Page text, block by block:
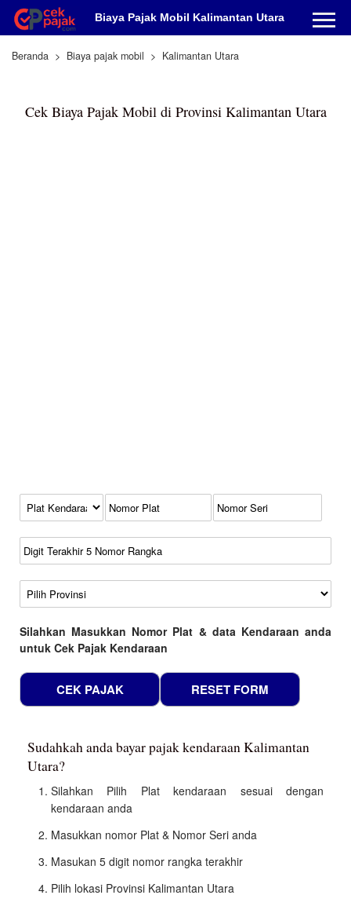
Biaya Pajak Mobil Kalimantan Utara
Beranda Biaya pajak mobil Kalimantan Utara
Cek Biaya Pajak Mobil di Provinsi Kalimantan Utara
Kode Plat Kendaraan
No Plat
No Seri
No Rangka
Wilayah
Silahkan Masukkan Nomor Plat & data Kendaraan anda
untuk Cek Pajak Kendaraan
Sudahkah anda bayar pajak kendaraan Kalimantan
Utara?
Silahkan Pilih Plat kendaraan sesuai dengan
kendaraan anda
Masukkan nomor Plat & Nomor Seri anda
Masukan 5 digit nomor rangka terakhir
Pilih lokasi Provinsi Kalimantan Utara